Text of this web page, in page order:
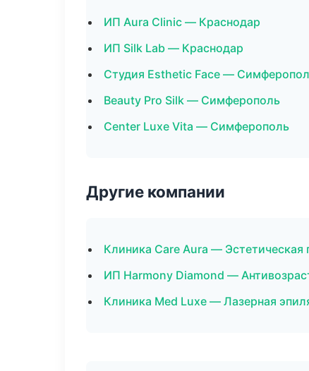
ИП Aura Clinic — Краснодар
ИП Silk Lab — Краснодар
Студия Esthetic Face —
Beauty Pro Silk — Симферополь
Center Luxe Vita — Симферополь
Другие компании
Клиника Care Aura — Эстетическая
ИП Harmony Diamond —
Клиника Med Luxe — Лазерная